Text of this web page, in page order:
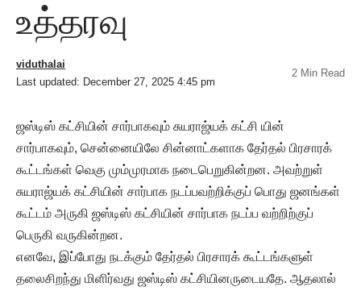
உத்தரவு
Last updated: December 27, 2025 4:45 pm
viduthalai
2 Min Read
ஜஸ்டிஸ் கட்சியின் சார்பாகவும் சுயராஜ்யக் கட்சி யின்
சார்பாகவும், சென்னையிலே சின்னாட்களாக தேர்தல் பிரசாரக்
கூட்டங்கள் வெகு மும்முரமாக நடைபெறுகின்றன. அவற்றுள்
சுயராஜ்யக் கட்சியின் சார்பாக நடப்பவற்றிக்குப் பொது ஜனங்கள்
கூட்டம் அருகி ஜஸ்டிஸ் கட்சியின் சார்பாக நடப்ப வற்றிற்குப்
பெருகி வருகின்றன.
எனவே, இப்போது நடக்கும் தேர்தல் பிரசாரக் கூட்டங்களுள்
தலைசிறந்து மிளிர்வது ஜஸ்டிஸ் கட்சியினருடையதே. ஆதலால்